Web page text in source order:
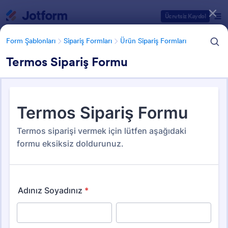
Ücretsiz Kaydol
Form Şablonları Sipariş Formları Ürün Sipariş Formları
Termos Sipariş Formu
Form Şablonları Sipariş Formları Ürün Sipariş Formları
Ürün Sipariş Formları
79 Şablon
Form Şablonu Kategorileri